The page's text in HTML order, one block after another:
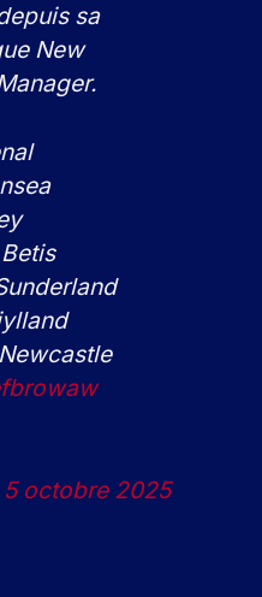
sa
New
5 octobre 2025